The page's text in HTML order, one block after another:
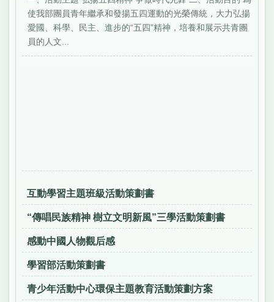
使我部團員青年繼承和發揚五四運動的光榮傳統，大力弘揚
愛國、科學、民主、進步的“五四”精神，培養和展示共青團
員的人文...
互動學習主題班級活動策劃書
“傳唱民族精神 樹立文明新風”三學活動策劃書
感動中國人物觀后感
學習部活動策劃書
青少年活動中心環保主題教育活動策劃方案